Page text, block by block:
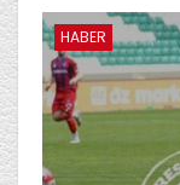
HABER